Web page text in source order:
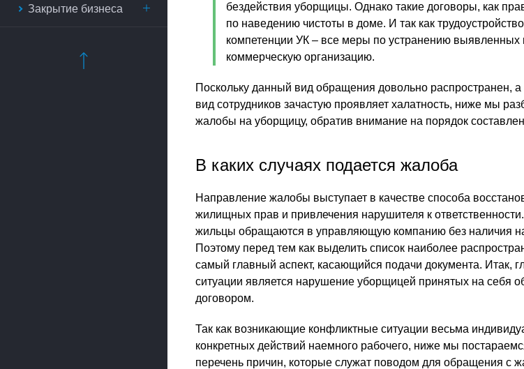
Закрытие бизнеса
бездействия уборщицы. Однако такие договоры, как
по наведению чистоты в доме. И так как
компетенции УК – все меры по устранению выявленных
коммерческую организацию.
Поскольку данный вид обращения довольно распространен,
вид сотрудников зачастую проявляет халатность, ниже мы
жалобы на уборщицу, обратив внимание на порядок
В каких случаях подается жалоба
Направление жалобы выступает в качестве способа
жилищных прав и привлечения нарушителя к
жильцы обращаются в управляющую компанию без наличия
Поэтому перед тем как выделить список наиболее
самый главный аспект, касающийся подачи документа. Итак,
ситуации является нарушение уборщицей принятых на себя
договором.
Так как возникающие конфликтные ситуации весьма
конкретных действий наемного рабочего, ниже мы
перечень причин, которые служат поводом для обращения с